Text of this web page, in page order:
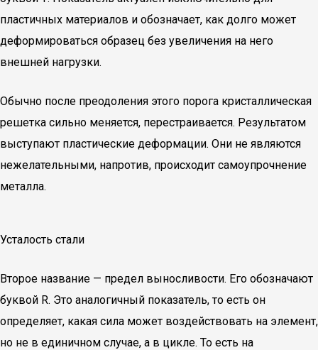
пластичных материалов и обозначает, как долго может
деформироваться образец без увеличения на него
внешней нагрузки.
Обычно после преодоления этого порога кристаллическая
решетка сильно меняется, перестраивается. Результатом
выступают пластические деформации. Они не являются
нежелательными, напротив, происходит самоупрочнение
металла.
Усталость стали
Второе название — предел выносливости. Его обозначают
буквой R. Это аналогичный показатель, то есть он
определяет, какая сила может воздействовать на элемент,
но не в единичном случае, а в цикле. То есть на